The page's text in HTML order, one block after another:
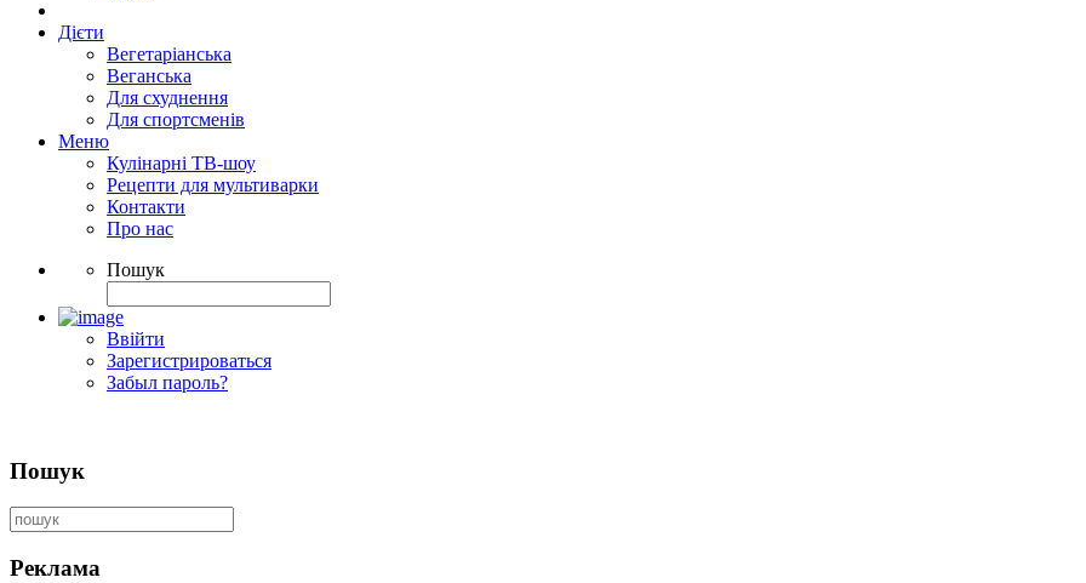
Дієти
Вегетаріанська
Веганська
Для схуднення
Для спортсменів
Меню
Кулінарні ТВ-шоу
Рецепти для мультиварки
Контакти
Про нас
Пошук
Ввійти
Зарегистрироваться
Забыл пароль?
Пошук
Реклама